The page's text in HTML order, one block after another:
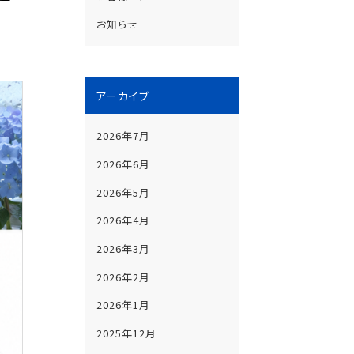
お知らせ
アーカイブ
2026年7月
2026年6月
2026年5月
2026年4月
2026年3月
2026年2月
2026年1月
2025年12月